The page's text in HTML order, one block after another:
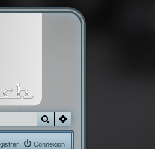
Rechercher
Connexion